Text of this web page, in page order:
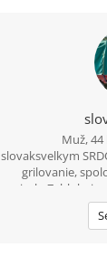
Muž, 44
slovaksvelkym
grilovanie,
veciach. Zablokuje
Neopakujem po
bez